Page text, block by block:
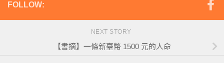
FOLLOW:
NEXT STORY
【書摘】一條新臺幣 1500 元的人命